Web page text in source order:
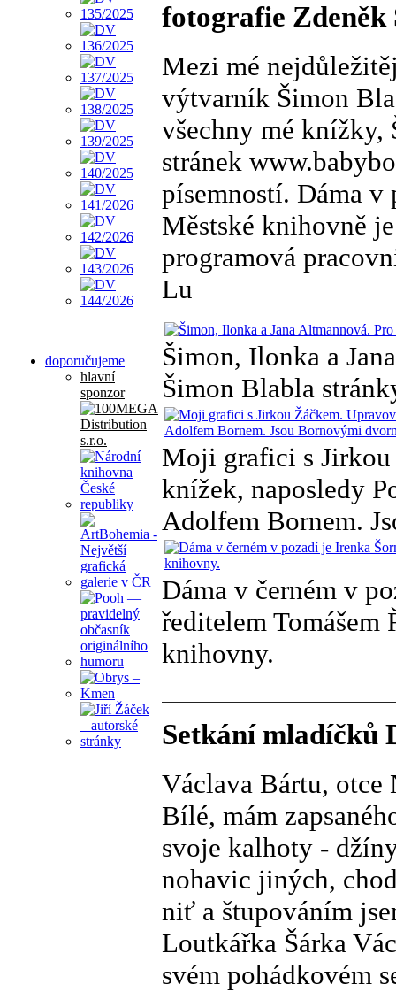
doporučujeme
hlavní
sponzor
fotografie Zdeněk
Mezi mé
výtvarník Šimon
všechny mé knížky,
stránek
písemností. Dáma
Městské knihovně
programová
Lu
Šimon, Ilonka a
Šimon Blabla
Moji grafici s
knížek, naposledy
Adolfem Bornem.
Dáma v černém v
ředitelem Tomášem
knihovny.
Setkání mladíčků
Václava Bártu, otce
Bílé, mám
svoje kalhoty -
nohavic jiných,
niť a štupováním
Loutkářka Šárka
svém pohádkovém